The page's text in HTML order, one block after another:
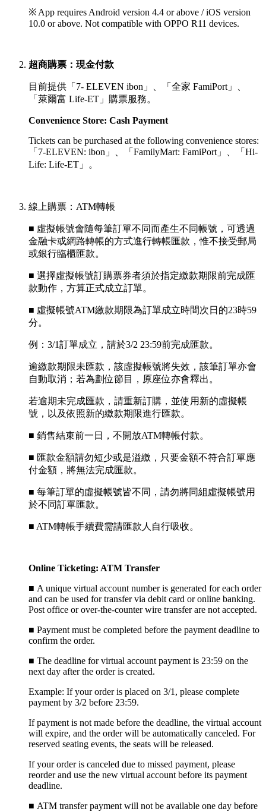
※ App requires Android version 4.4 or above / iOS version
10.0 or above. Not compatible with OPPO R11 devices.
超商購票：現金付款
目前提供「7- ELEVEN ibon」、「全家 FamiPort」、
「萊爾富 Life-ET」購票服務。
Convenience Store: Cash Payment
Tickets can be purchased at the following convenience stores:
「 7-ELEVEN: ibon」、「 FamilyMart: FamiPort」、 「 Hi-
Life: Life-ET」。
線上購票：ATM轉帳
■ 虛擬帳號會隨每筆訂單不同而產生不同帳號，可透過
金融卡或網路轉帳的方式進行轉帳匯款，惟不接受郵局
或銀行臨櫃匯款。
■ 選擇虛擬帳號訂購票券者須於指定繳款期限前完成匯
款動作，方算正式成立訂單。
■ 虛擬帳號ATM繳款期限為訂單成立時間次日的23時59
分。
例：3/1訂單成立，請於3/2 23:59前完成匯款。
逾繳款期限未匯款，該虛擬帳號將失效，該筆訂單亦會
自動取消；若為劃位節目，原座位亦會釋出。
若逾期未完成匯款，請重新訂購，並使用新的虛擬帳
號，以及依照新的繳款期限進行匯款。
■ 銷售結束前一日，不開放ATM轉帳付款。
■ 匯款金額請勿短少或是溢繳，只要金額不符合訂單應
付金額，將無法完成匯款。
■ 每筆訂單的虛擬帳號皆不同，請勿將同組虛擬帳號用
於不同訂單匯款。
■ ATM轉帳手續費需請匯款人自行吸收。
Online Ticketing: ATM Transfer
■ A unique virtual account number is generated for each order
and can be used for transfer via debit card or online banking.
Post office or over-the-counter wire transfer are not accepted.
■ Payment must be completed before the payment deadline to
confirm the order.
■ The deadline for virtual account payment is 23:59 on the
next day after the order is created.
Example: If your order is placed on 3/1, please complete
payment by 3/2 before 23:59.
If payment is not made before the deadline, the virtual account
will expire, and the order will be automatically canceled. For
reserved seating events, the seats will be released.
If your order is canceled due to missed payment, please
reorder and use the new virtual account before its payment
deadline.
■ ATM transfer payment will not be available one day before